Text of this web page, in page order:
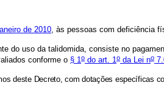
de 2010, às pessoas com deficiência
do uso da talidomida, consiste no
conforme o § 1o do art. 1o da Lei no
deste Decreto, com dotações específicas